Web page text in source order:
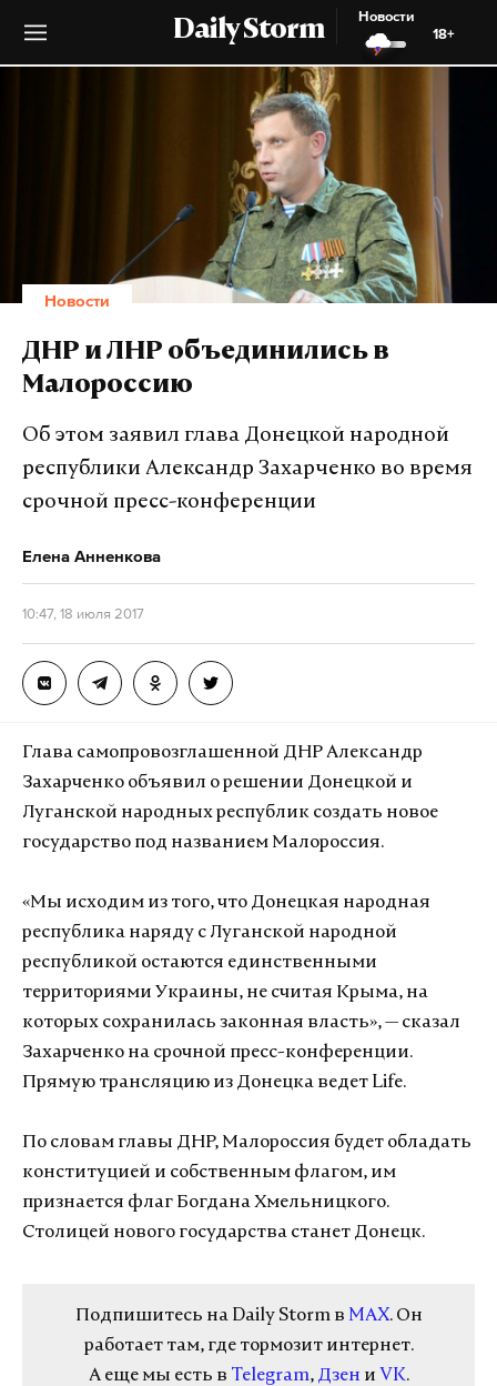
Daily Storm
Новости
18+
Новости
ДНР и ЛНР объединились в
Малороссию
Об этом заявил глава Донецкой народной
республики Александр Захарченко во время
срочной пресс-конференции
Елена Анненкова
10:47, 18 июля 2017
Глава самопровозглашенной ДНР Александр
Захарченко объявил о решении Донецкой и
Луганской народных республик создать новое
государство под названием Малороссия.
«Мы исходим из того, что Донецкая народная
республика наряду с Луганской народной
республикой остаются единственными
территориями Украины, не считая Крыма, на
которых сохранилась законная власть», — сказал
Захарченко на срочной пресс-конференции.
Прямую трансляцию из Донецка ведет Life.
По словам главы ДНР, Малороссия будет обладать
конституцией и собственным флагом, им
признается флаг Богдана Хмельницкого.
Столицей нового государства станет Донецк.
Подпишитесь на Daily Storm в MAX. Он
работает там, где тормозит интернет.
А еще мы есть в Telegram, Дзен и VK.